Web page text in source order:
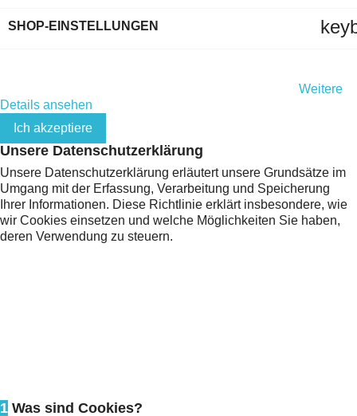
SHOP-EINSTELLUNGEN
Weitere
Details ansehen
Ich akzeptiere
Unsere Datenschutzerklärung
Unsere Datenschutzerklärung erläutert unsere Grundsätze im
Umgang mit der Erfassung, Verarbeitung und Speicherung
Ihrer Informationen. Diese Richtlinie erklärt insbesondere, wie
wir Cookies einsetzen und welche Möglichkeiten Sie haben,
deren Verwendung zu steuern.
1 Was sind Cookies?